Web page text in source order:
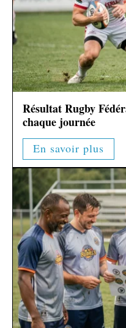
Résultat Rugby
chaque journée
En savoir plus